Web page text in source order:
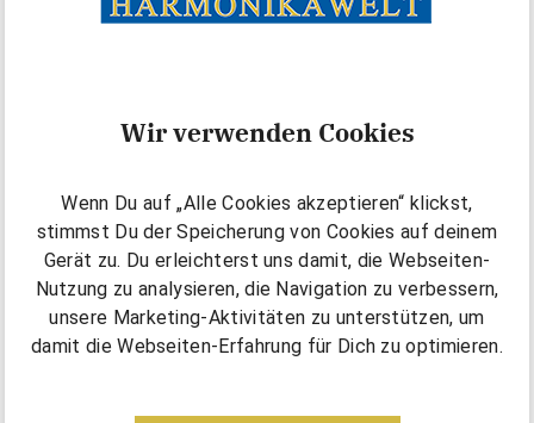
Wir verwenden Cookies
Wenn Du auf „Alle Cookies akzeptieren“ klickst,
stimmst Du der Speicherung von Cookies auf deinem
Gerät zu. Du erleichterst uns damit, die Webseiten-
Nutzung zu analysieren, die Navigation zu verbessern,
unsere Marketing-Aktivitäten zu unterstützen, um
damit die Webseiten-Erfahrung für Dich zu optimieren.